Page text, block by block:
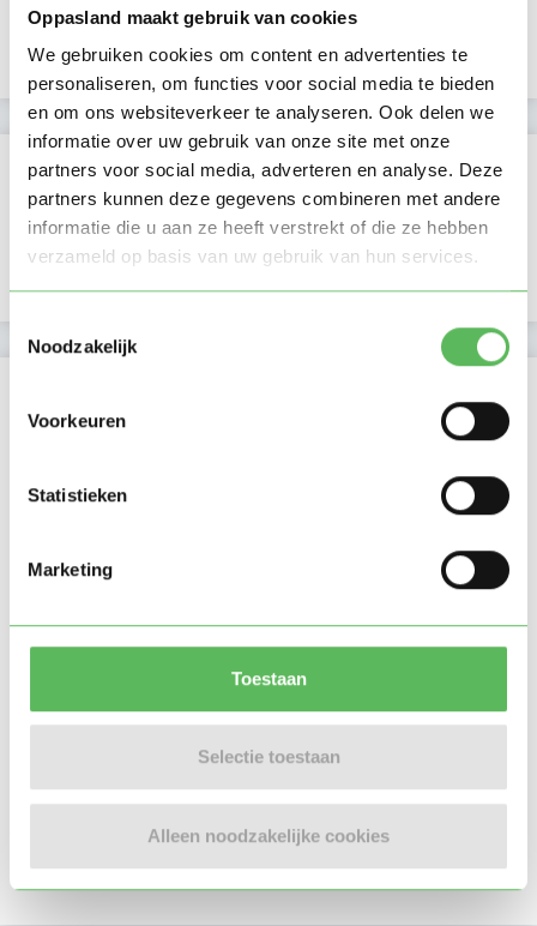
Oppasland maakt gebruik van cookies
We gebruiken cookies om content en advertenties te
personaliseren, om functies voor social media te bieden
en om ons websiteverkeer te analyseren. Ook delen we
informatie over uw gebruik van onze site met onze
partners voor social media, adverteren en analyse. Deze
partners kunnen deze gegevens combineren met andere
informatie die u aan ze heeft verstrekt of die ze hebben
verzameld op basis van uw gebruik van hun services.
Noodzakelijk
Voorkeuren
Statistieken
Marketing
Toestaan
Selectie toestaan
Alleen noodzakelijke cookies
Profiel bijgewerkt 07-07-2026
Verificaties
E-mailadres is geverifieerd